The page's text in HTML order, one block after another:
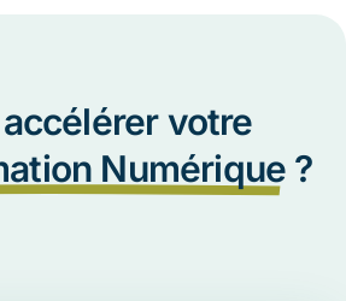
votre
Numérique ?